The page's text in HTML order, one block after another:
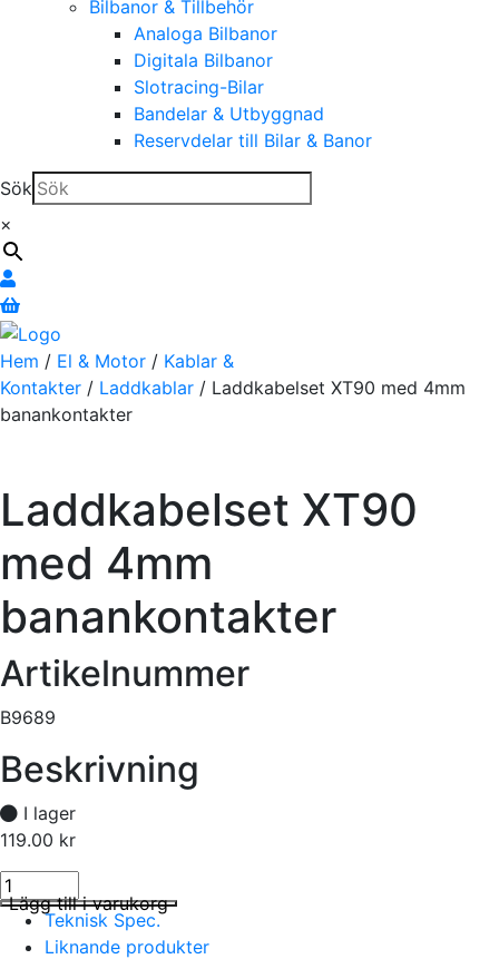
Bilbanor & Tillbehör
Analoga Bilbanor
Digitala Bilbanor
Slotracing-Bilar
Bandelar & Utbyggnad
Reservdelar till Bilar & Banor
Sök
×
Hem / El & Motor / Kablar &
Kontakter / Laddkablar / Laddkabelset XT90 med 4mm
banankontakter
Laddkabelset XT90
med 4mm
banankontakter
Artikelnummer
B9689
Beskrivning
I lager
119.00 kr
I lager
Laddkabelset XT90 med 4mm banankontakter mängd
Lägg till i varukorg
Teknisk Spec.
Liknande produkter